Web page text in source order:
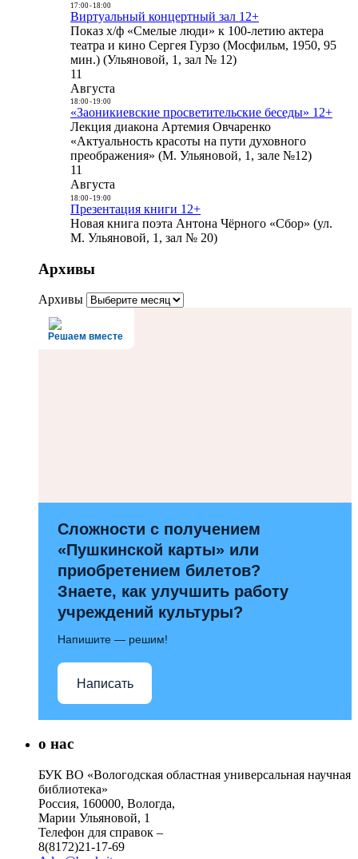
17:00- 18:00
Виртуальный концертный зал 12+
Показ х/ф «Смелые люди» к 100-летию актера
театра и кино Сергея Гурзо (Мосфильм, 1950, 95
мин.) (Ульяновой, 1, зал № 12)
11
Августа
18:00- 19:00
«Заоникиевские просветительские беседы» 12+
Лекция диакона Артемия Овчаренко
«Актуальность красоты на пути духовного
преображения» (М. Ульяновой, 1, зале №12)
11
Августа
18:00- 19:00
Презентация книги 12+
Новая книга поэта Антона Чёрного «Сбор» (ул.
М. Ульяновой, 1, зал № 20)
Архивы
Архивы
Решаем вместе
Сложности с получением
«Пушкинской карты» или
приобретением билетов?
Знаете, как улучшить работу
учреждений культуры?
Напишите — решим!
Написать
о нас
БУК ВО «Вологодская областная универсальная научная
библиотека»
Россия, 160000, Вологда,
Марии Ульяновой, 1
Телефон для справок –
8(8172)21-17-69